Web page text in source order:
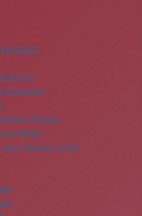
& Gim
Komputer
Ringan
Motor
Tenaga Listrik